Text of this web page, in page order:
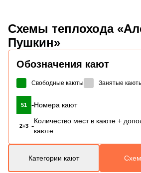
Схемы теплохода
Пушкин»
Обозначения кают
Свободные каюты Занятые
51 -Номера кают
2+3 -
Количество мест в каюте +
каюте
Категории кают